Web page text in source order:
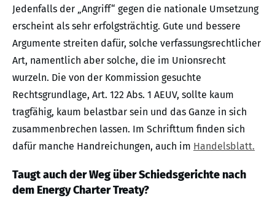
Jedenfalls der „Angriff“ gegen die nationale Umsetzung
erscheint als sehr erfolgsträchtig. Gute und bessere
Argumente streiten dafür, solche verfassungsrechtlicher
Art, namentlich aber solche, die im Unionsrecht
wurzeln. Die von der Kommission gesuchte
Rechtsgrundlage, Art. 122 Abs. 1 AEUV, sollte kaum
tragfähig, kaum belastbar sein und das Ganze in sich
zusammenbrechen lassen. Im Schrifttum finden sich
dafür manche Handreichungen, auch im Handelsblatt.
Taugt auch der Weg über Schiedsgerichte nach
dem Energy Charter Treaty?